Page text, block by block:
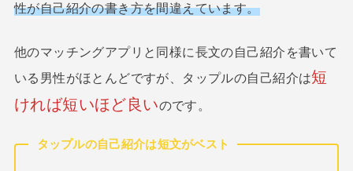
性が自己紹介の書き方を間違えています。
他のマッチングアプリと同様に長文の自己紹介を書いて
いる男性がほとんどですが、タップルの自己紹介は短
ければ短いほど良いのです。
タップルの自己紹介は短文がベスト